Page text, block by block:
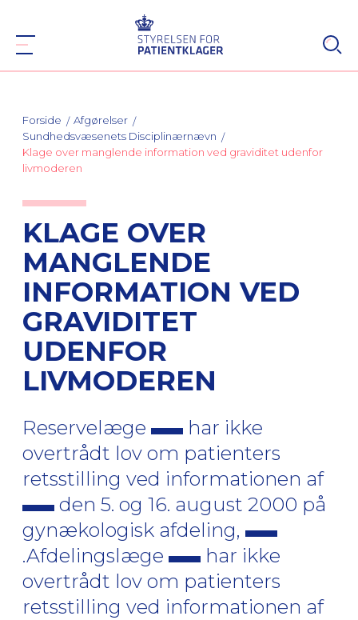
Forside
Afgørelser
Sundhedsvæsenets Disciplinærnævn
Klage over manglende information ved graviditet udenfor
livmoderen
KLAGE OVER
MANGLENDE
INFORMATION VED
GRAVIDITET
UDENFOR
LIVMODEREN
Reservelæge
har ikke
overtrådt lov om patienters
retsstilling ved informationen af
den 5. og 16. august 2000 på
gynækologisk afdeling,
.Afdelingslæge
har ikke
overtrådt lov om patienters
retsstilling ved informationen af